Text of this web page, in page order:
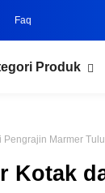
Faq
Produk
Pengrajin Marmer
Kotak